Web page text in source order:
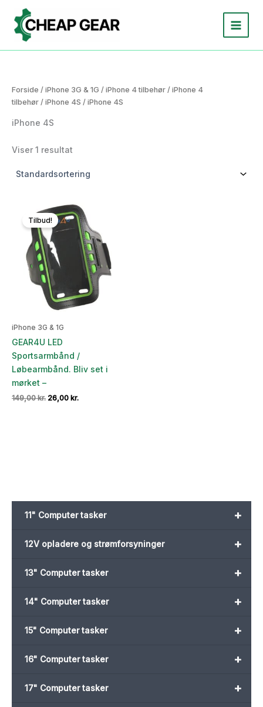
indholdet
+
11" Computer tasker
+
12V opladere og strømforsyninger
+
13" Computer tasker
+
14" Computer tasker
+
15" Computer tasker
+
16" Computer tasker
+
17" Computer tasker
Forside / iPhone 3G & 1G / iPhone 4 tilbehør / iPhone 4
tilbehør / iPhone 4S / iPhone 4S
iPhone 4S
Viser 1 resultat
Tilbud!
iPhone 3G & 1G
GEAR4U LED
Sportsarmbånd /
Løbearmbånd. Bliv set i
mørket –
149,00kr. Den
26,00 kr.Den